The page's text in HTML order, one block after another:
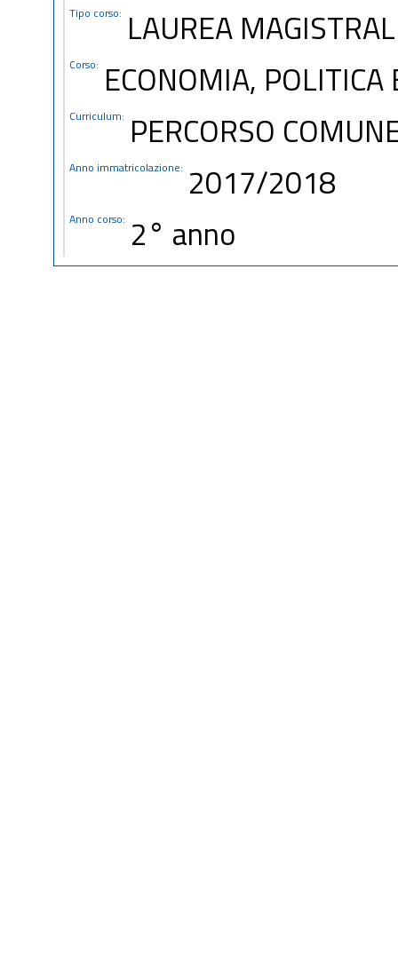
Tipo corso: LAUREA
Corso: ECONOMIA,
Curriculum: PERCORSO
Anno immatricolazione: 2017/2018
Anno corso: 2° anno